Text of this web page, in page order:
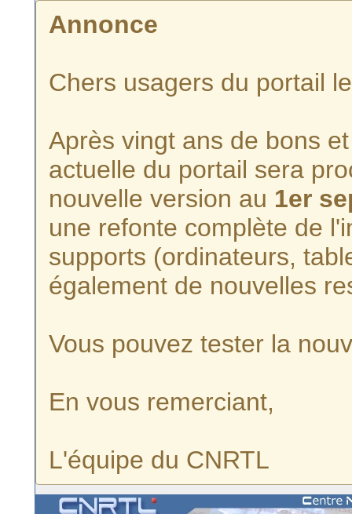
Annonce
Chers usagers du portail
Après vingt ans de bons
actuelle du portail sera
nouvelle version au 1er
une refonte complète de
supports (ordinateurs,
également de nouvelles
Vous pouvez tester la
En vous remerciant,
L'équipe du CNRTL